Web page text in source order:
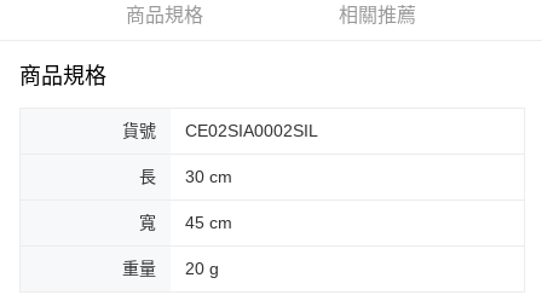
※ 請注意：結帳手續完成當下不需立刻繳費，但若您需要取消訂單，請聯絡
※ 交易是否成功請以「AFTEE先享後付 」之結帳頁面顯示為準，若有關於
客戶支援中心」https://netprotections.freshdesk.com/support/home
１．透過由恩沛科技股份有限公司提供之「AFTEE先享後付」服務完成之交
權轉讓予恩沛科技股份有限公司。
https://aftee.tw/terms/#terms3
順豐速運
商品規格 相關推薦
商品規格
貨號 CE02SIA0002SIL
長 30 cm
寬 45 cm
重量 20 g